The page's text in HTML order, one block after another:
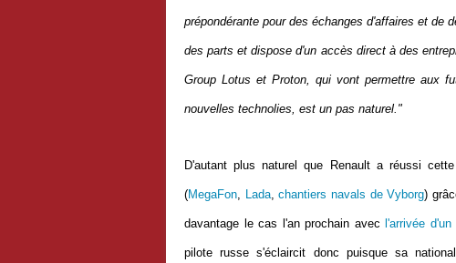
prépondérante pour des échanges d'affaires et de
des parts et dispose d'un accès direct à des
Group Lotus et Proton, qui vont permettre aux
nouvelles technolies, est un pas naturel."
D'autant plus naturel que Renault a réussi
(MegaFon, Lada,chantiers navals de Vyborg)
davantage le cas l'an prochain avec l'arrivée
pilote russe s'éclaircit donc puisque sa